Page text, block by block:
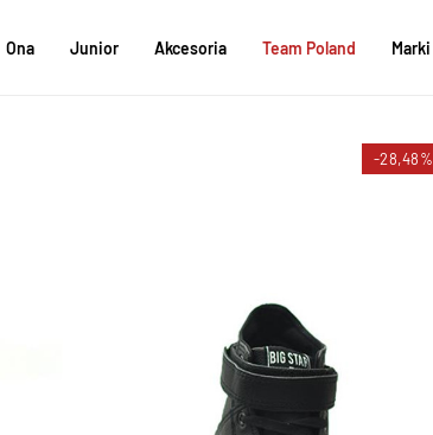
Ona Junior Akcesoria Team Poland Marki
-28,48%